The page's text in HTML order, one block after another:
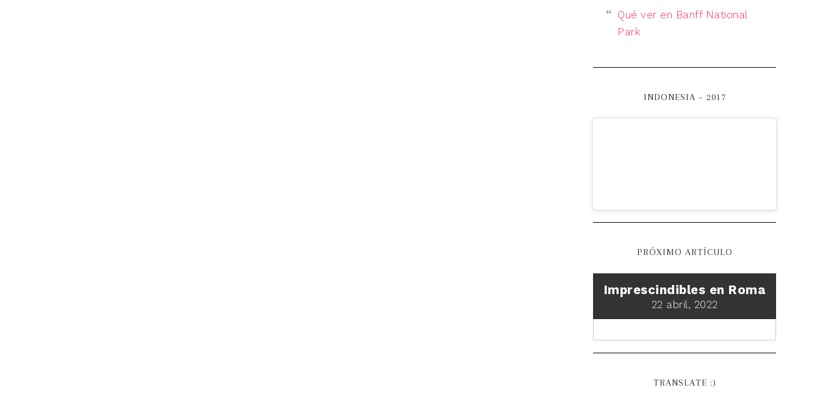
Qué ver en Banff National
Park
INDONESIA – 2017
PRÓXIMO ARTÍCULO
Imprescindibles en Roma
22 abril, 2022
TRANSLATE :)